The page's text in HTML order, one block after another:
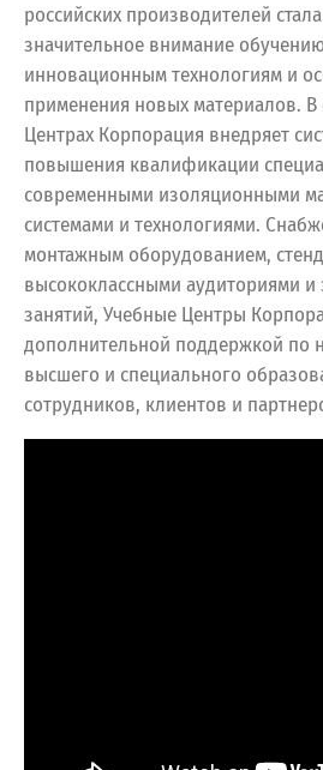
российских производителей
значительное внимание
инновационным технологиям и
применения новых материалов. В
Центрах Корпорация внедряет
повышения квалификации
современными изоляционными
системами и технологиями.
монтажным оборудованием,
высококлассными аудиториями и
занятий, Учебные Центры
дополнительной поддержкой по
высшего и специального
сотрудников, клиентов и